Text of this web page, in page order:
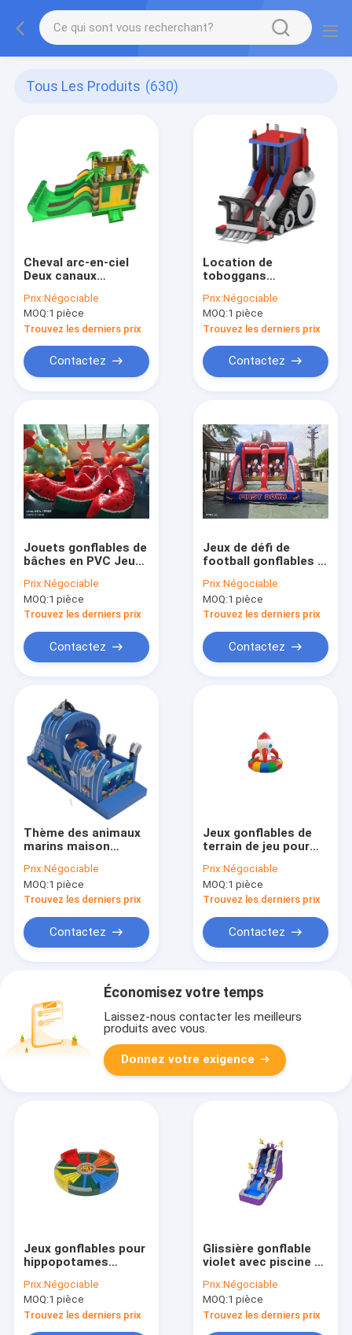
Tous Les Produits (630)
Cheval arc-en-ciel
Deux canaux
gonflables avec des
piliers en forme de
bonbons
Prix:Négociable
MOQ:1 pièce
Trouvez les derniers prix
Contactez
Location de
toboggans
enfants
Prix:Négociable
MOQ:1 pièce
Trouvez les derniers prix
Contactez
Jouets gonflables de
bâches en PVC Jeux
enfants
Prix:Négociable
MOQ:1 pièce
Trouvez les derniers prix
Contactez
Jeux de défi de
football gonflables à
Prix:Négociable
MOQ:1 pièce
Trouvez les derniers prix
Contactez
Thème des animaux
marins maison
toboggan
Prix:Négociable
MOQ:1 pièce
Trouvez les derniers prix
Contactez
Jeux gonflables de
terrain de jeu pour
Prix:Négociable
MOQ:1 pièce
Trouvez les derniers prix
Contactez
Économisez votre temps
Laissez-nous contacter les meilleurs
produits avec vous.
Donnez votre exigence
Jeux gonflables pour
hippopotames
multiples
Prix:Négociable
MOQ:1 pièce
Trouvez les derniers prix
Glissière gonflable
violet avec piscine et
extérieur
Prix:Négociable
MOQ:1 pièce
Trouvez les derniers prix